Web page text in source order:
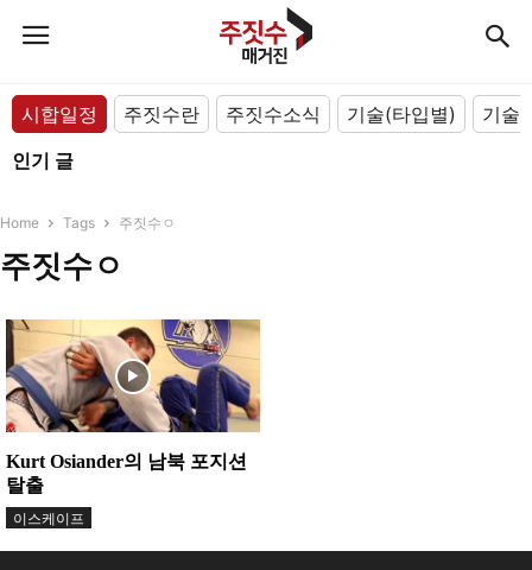
시합일정 주짓수란 주짓수소식 기술(타입별)
기술
인기 글
Home Tags 주짓수ㅇ
주짓수ㅇ
Kurt Osiander의 남북 포지션
탈출
이스케이프